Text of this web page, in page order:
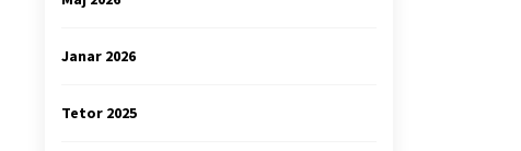
Janar 2026
Tetor 2025